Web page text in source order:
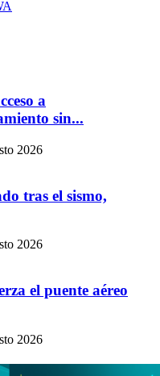
a
sin...
2026
tras el sismo,
2026
el puente aéreo
2026